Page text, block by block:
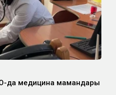
да медицина мамандары